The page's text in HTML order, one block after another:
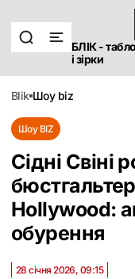
БЛІК -
і зірки
blik шоу biz
Шоу BIZ
Сідні Свіні
Hollywood:
обурення
28 січня 2026, 09:15